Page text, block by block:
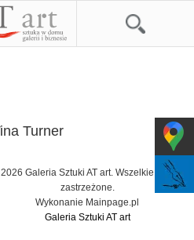
Turner
Galeria Sztuki AT art. Wszelkie prawa
zastrzeżone.
Wykonanie Mainpage.pl
Galeria Sztuki AT art